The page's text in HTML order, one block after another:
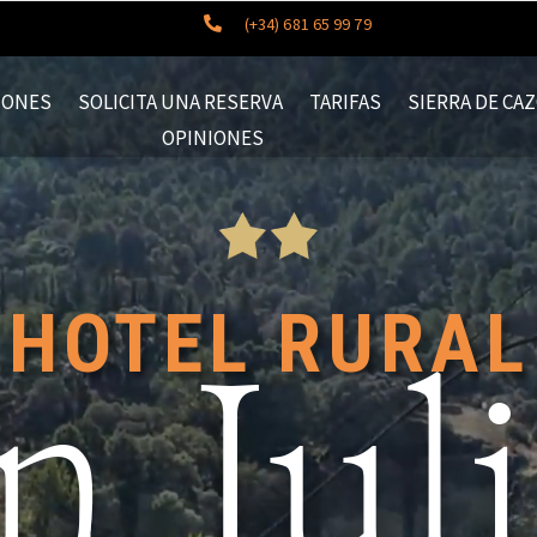
 (+34) 681 65 99 79
SOLICITA UNA RESERVA TARIFAS
SIERRA DE
OPINIONES
HOTEL RURAL